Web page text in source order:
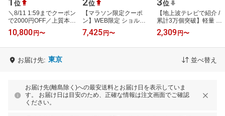
位
＼8/11 1:59までクーポン
で2000円OFF／上質本革
×実用的な収納力 | ボディ
バッグ ショルダーバッグ
10,800 円〜
位
【マラソン限定クーポ
ン】WEB限定 ショルダ
ーバッグ メンズ ボディ
バッグ 斜めがけ ワンシ
7,425 円〜
位
【地上波テレビで紹介 /
累計3万個突破】軽量 ボ
ディバッグ 8ポケット ナ
イロン スキミング防止
2,309 円〜
お届け先: 東京 並べ替え
お届け先(離島除く)への最安送料とお届け日を表示していま
す。 お届け日は目安のため、正確な情報は注文画面でご確認
ください。